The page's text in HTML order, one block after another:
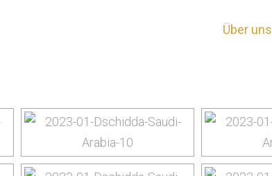
Über uns
Dschidda (Jeddah)